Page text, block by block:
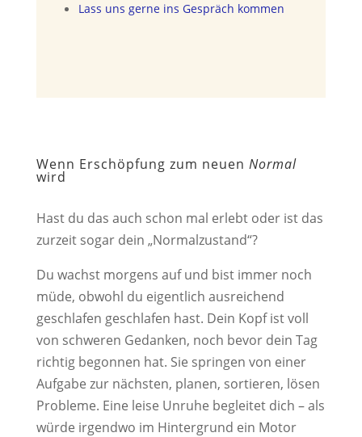
Lass uns gerne ins Gespräch kommen
Wenn Erschöpfung zum neuen Normal
wird
Hast du das auch schon mal erlebt oder ist das
zurzeit sogar dein „Normalzustand“?
Du wachst morgens auf und bist immer noch
müde, obwohl du eigentlich ausreichend
geschlafen geschlafen hast. Dein Kopf ist voll
von schweren Gedanken, noch bevor dein Tag
richtig begonnen hat. Sie springen von einer
Aufgabe zur nächsten, planen, sortieren, lösen
Probleme. Eine leise Unruhe begleitet dich – als
würde irgendwo im Hintergrund ein Motor